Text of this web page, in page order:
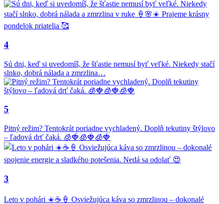
4
Sú dni, keď si uvedomíš, že šťastie nemusí byť veľké. Niekedy stačí
slnko, dobrá nálada a zmrzlina…
5
Pitný režim? Tentokrát poriadne vychladený. Doplň tekutiny štýlovo
– ľadová drť čaká. 🧊🍓🧊🍓🧊🍓
3
Leto v pohári ☀️☕🍦 Osviežujúca káva so zmrzlinou – dokonalé